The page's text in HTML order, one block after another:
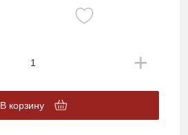
В корзину